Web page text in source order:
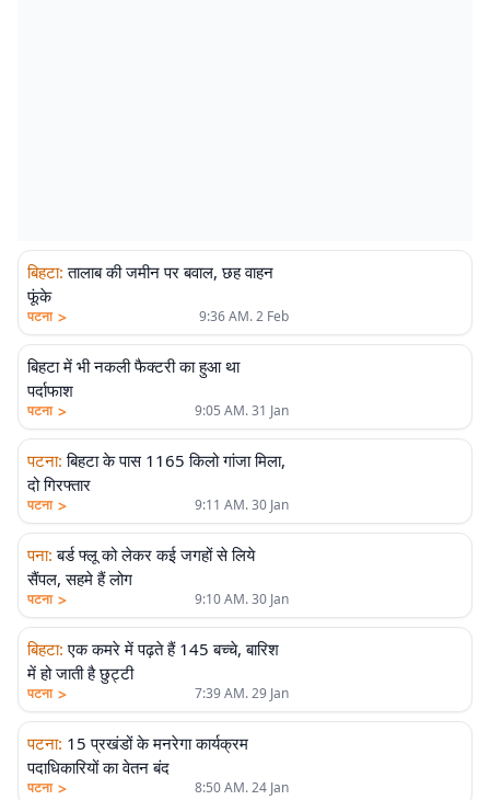
बिहटा: तालाब की जमीन पर बवाल, छह वाहन
फूंके
पटना > 9:36 AM. 2 Feb
बिहटा में भी नकली फैक्टरी का हुआ था
पर्दाफाश
पटना > 9:05 AM. 31 Jan
पटना: बिहटा के पास 1165 किलो गांजा मिला,
दो गिरफ्तार
पटना > 9:11 AM. 30 Jan
पना: बर्ड फ्लू को लेकर कई जगहों से लिये
सैंपल, सहमे हैं लोग
पटना > 9:10 AM. 30 Jan
बिहटा: एक कमरे में पढ़ते हैं 145 बच्चे, बारिश
में हो जाती है छुट्टी
पटना > 7:39 AM. 29 Jan
पटना: 15 प्रखंडों के मनरेगा कार्यक्रम
पदाधिकारियों का वेतन बंद
पटना > 8:50 AM. 24 Jan